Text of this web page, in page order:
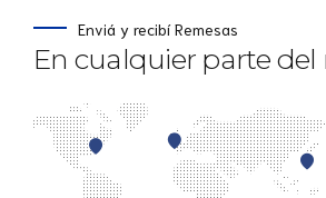
Enviá y recibí Remesas
En cualquier parte